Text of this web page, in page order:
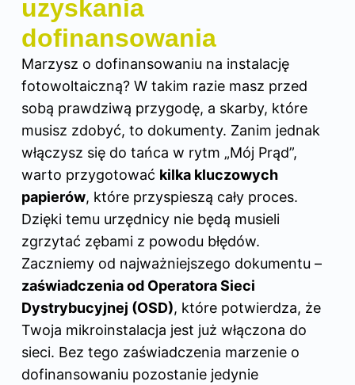
uzyskania
dofinansowania
Marzysz o dofinansowaniu na instalację
fotowoltaiczną? W takim razie masz przed
sobą prawdziwą przygodę, a skarby, które
musisz zdobyć, to dokumenty. Zanim jednak
włączysz się do tańca w rytm „Mój Prąd”,
warto przygotować kilka kluczowych
papierów, które przyspieszą cały proces.
Dzięki temu urzędnicy nie będą musieli
zgrzytać zębami z powodu błędów.
Zaczniemy od najważniejszego dokumentu –
zaświadczenia od Operatora Sieci
Dystrybucyjnej (OSD), które potwierdza, że
Twoja mikroinstalacja jest już włączona do
sieci. Bez tego zaświadczenia marzenie o
dofinansowaniu pozostanie jedynie